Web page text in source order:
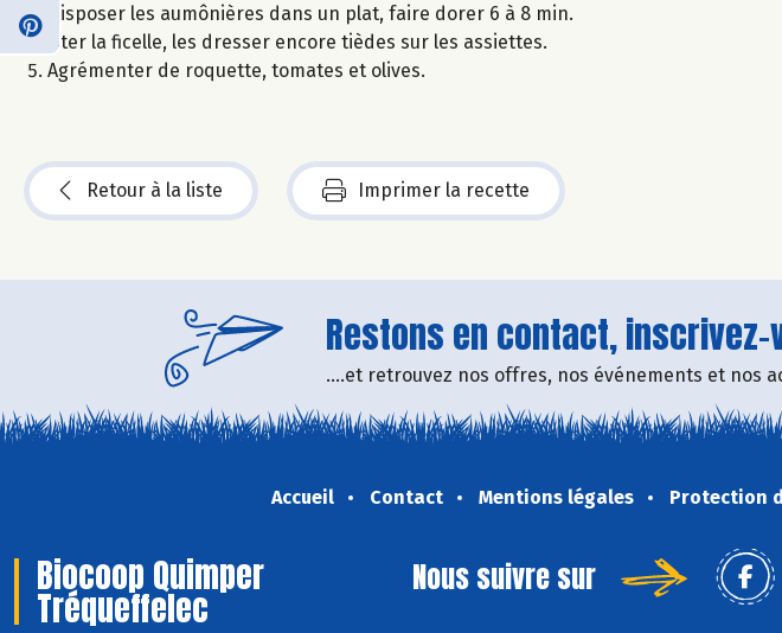
Disposer les aumônières dans un plat, faire dorer 6 à 8 min.
Ôter la ficelle, les dresser encore tièdes sur les assiettes.
Agrémenter de roquette, tomates et olives.
Retour à la liste Imprimer la recette
Restons en contact,
....et retrouvez nos offres, nos événements et nos
Accueil Contact Mentions légales Protection
Biocoop Quimper
Tréqueffelec
Nous suivre sur